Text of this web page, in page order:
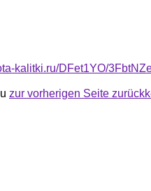
kalitki.ru/DFet1YO/
zur vorherigen Seite